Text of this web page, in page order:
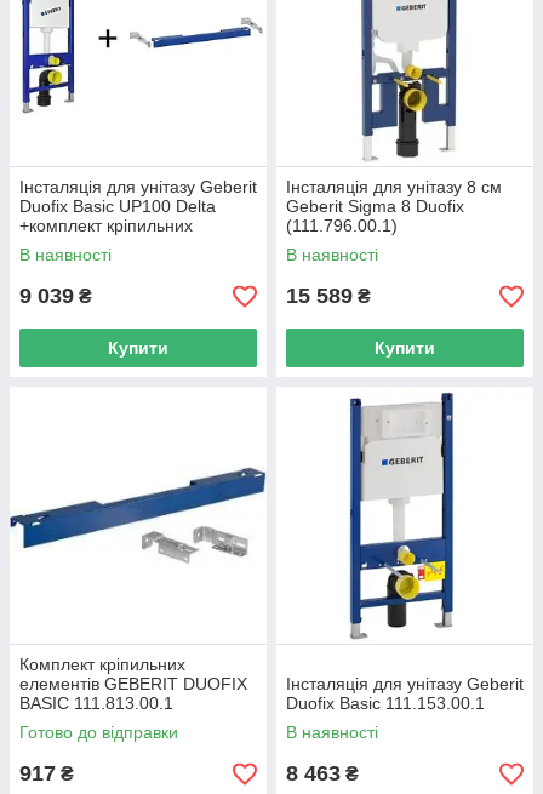
Інсталяція для унітазу Geberit
Duofix Basic UP100 Delta
+комплект кріпильних
елементiв
В наявності
9 039 ₴
Купити
Інсталяція для унітазу 8 см
Geberit Sigma 8 Duofix
(111.796.00.1)
В наявності
15 589 ₴
Купити
Комплект кріпильних
елементів GEBERIT DUOFIX
BASIC 111.813.00.1
Готово до відправки
917 ₴
Інсталяція для унітазу Geberit
Duofix Basic 111.153.00.1
В наявності
8 463 ₴